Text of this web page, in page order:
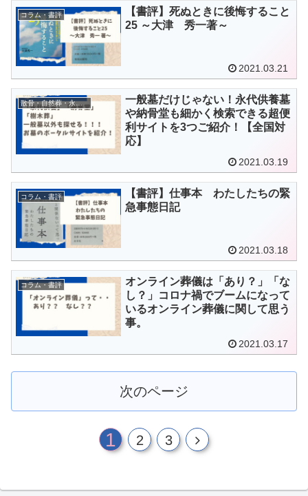
コラム・書評
【書評】死ぬときに後悔すること
25 ～大津 秀一著～
2021.03.21
散骨・自然葬・永代供養
一般墓だけじゃない！永代供養墓
や納骨堂も細かく検索できる超便
利サイトを3つご紹介！【全国対
応】
2021.03.19
コラム・書評
【書評】仕事本 わたしたちの緊
急事態日記
2021.03.18
コラム・書評
オンライン葬儀は「あり？」「な
し？」コロナ禍でブームになって
いるオンライン葬儀に関して思う
事。
2021.03.17
次のページ
1 2 3
次